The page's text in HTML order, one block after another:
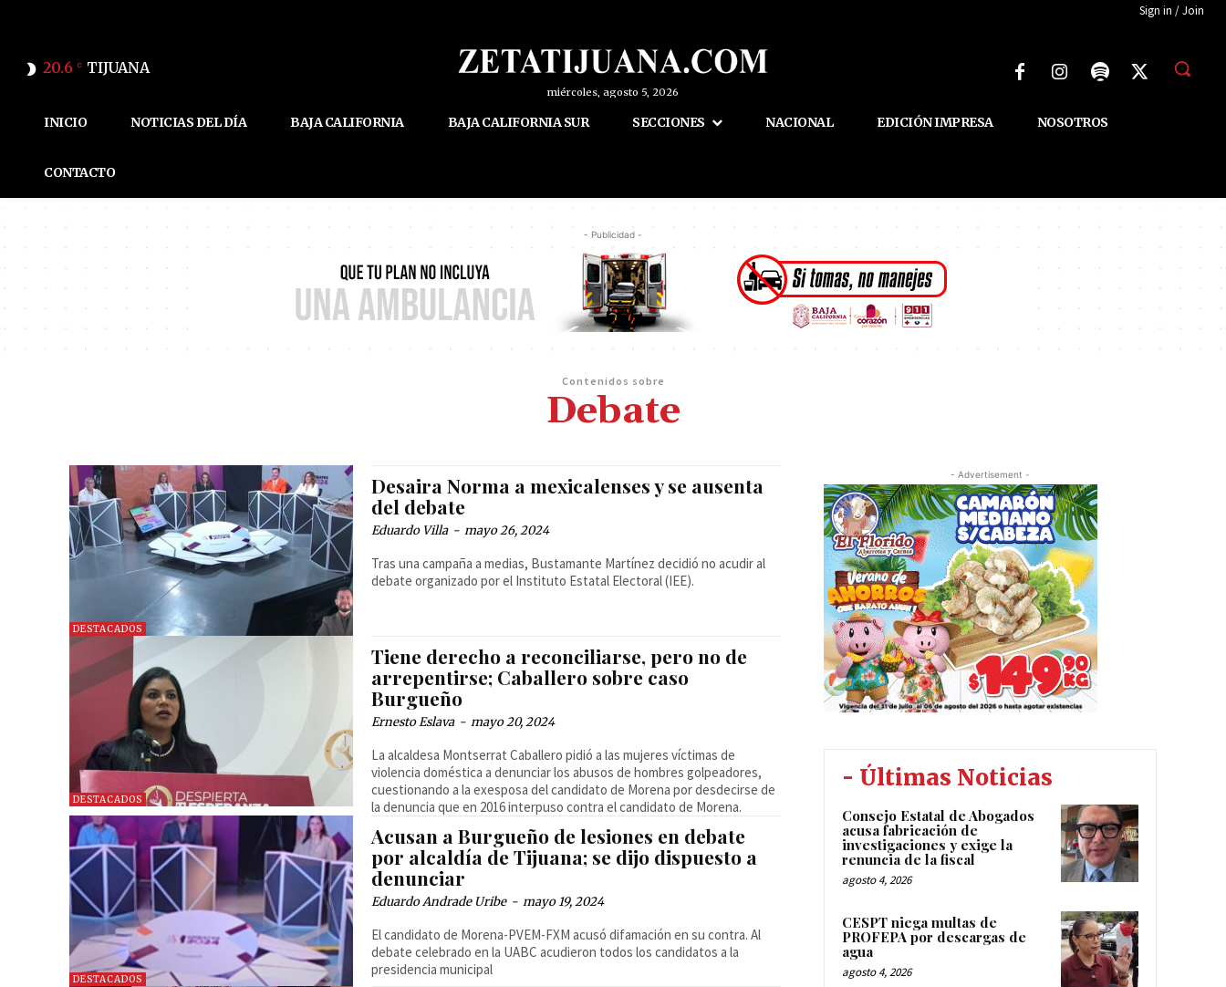
Sign in / Join
20.6 C TIJUANA
miércoles, agosto 5, 2026
INICIO NOTICIAS DEL DÍA BAJA CALIFORNIA BAJA CALIFORNIA SUR SECCIONES NACIONAL EDICIÓN IMPRESA NOSOTROS
CONTACTO
- Publicidad -
Contenidos sobre
Debate
DESTACADOS
Desaira Norma a mexicalenses y se ausenta
del debate
Eduardo Villa - mayo 26, 2024
Tras una campaña a medias, Bustamante Martínez decidió no acudir al
debate organizado por el Instituto Estatal Electoral (IEE).
DESTACADOS
Tiene derecho a reconciliarse, pero no de
arrepentirse; Caballero sobre caso
Burgueño
Ernesto Eslava - mayo 20, 2024
La alcaldesa Montserrat Caballero pidió a las mujeres víctimas de
violencia doméstica a denunciar los abusos de hombres golpeadores,
cuestionando a la exesposa del candidato de Morena por desdecirse de
la denuncia que en 2016 interpuso contra el candidato de Morena.
DESTACADOS
Acusan a Burgueño de lesiones en debate
por alcaldía de Tijuana; se dijo dispuesto a
denunciar
Eduardo Andrade Uribe - mayo 19, 2024
El candidato de Morena-PVEM-FXM acusó difamación en su contra. Al
debate celebrado en la UABC acudieron todos los candidatos a la
presidencia municipal
- Advertisement -
- Últimas Noticias
Consejo Estatal de Abogados
acusa fabricación de
investigaciones y exige la
renuncia de la fiscal
agosto 4, 2026
CESPT niega multas de
PROFEPA por descargas de
agua
agosto 4, 2026